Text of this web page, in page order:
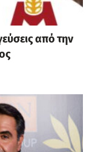
από την